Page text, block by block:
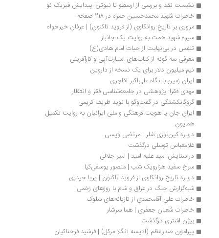
نشست نقد و بررسی از ارسطو تا نیوتن: پیدایش فیزیک نو
خاطرات شهید محمدحسین حمزه در 218 صفحه
مروری بر تاریخ روانکاوی (از فروید تاکنون) | عرفان خیرخواه
سیره شهید همت به روایت یک جانباز
تنفس در بی‌نهایت از حیات امام هادی(ع)
معرفی سه گونه از کتاب‌های استارت‌آپی و کارآفرینی
نیم میلیون دلار برای یک نسخه از داروین
ایران زمین با نگاه علی‌اکبر آقاجری
مهدی فقرا: پژوهشی در جامعه‌شناسی فقر و انتظار
گروگانکشتگی در گفت‌وگو با نوید ظریف کریمی
همایون
درباره کین‌توزی شلر | مرتضی ویسی
غلامعباس توسلی درگذشت
در ستایش امید علیه امید | امیر جلالی
سرخ سفید هزارویک شب | منصور یوسفی‌کیا
درباره تاریخ روانکاوی از فروید تاکنون | پریا حیدری
شبه‌گزارش جنگ در عراق و شام با روزهای زخمی
خاطرات علی آقامحمدی از تازیانه‌های سلوک
خاطرات شعبان جعفری | هما سرشار
بیژن اشتری درگذشت
پیرامون صدراعظم (ادیسه آنگلا مرکل) | فرشید فرحناکیان